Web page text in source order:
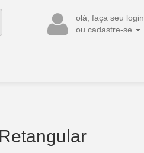
olá, faça seu login
ou cadastre-se